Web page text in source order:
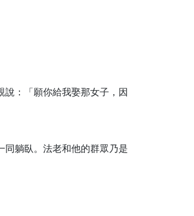
說：「願你給我娶那女子，因
同躺臥。法老和他的群眾乃是